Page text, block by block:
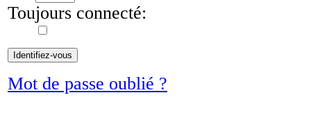
Toujours connecté:
Mot de passe oublié ?